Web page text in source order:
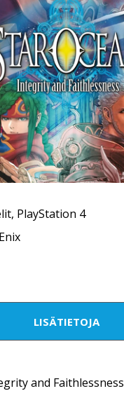
, PlayStation 4
LISÄTIETOJA
and Faithlessness